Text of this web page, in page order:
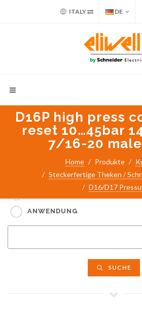
ITALY DE
D16P high press
reset 10…45bar
7/16-20
Home Produkte
Steckerfertige Theken /
D16/D17
Suche nach:
PART NUMBER /
ANWENDUNG
SUCHE